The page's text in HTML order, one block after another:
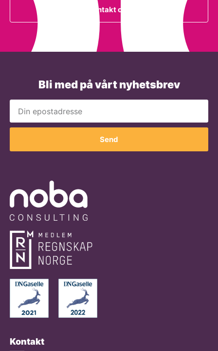
Kontakt oss
Bli med på vårt nyhetsbrev
Send
Kontakt